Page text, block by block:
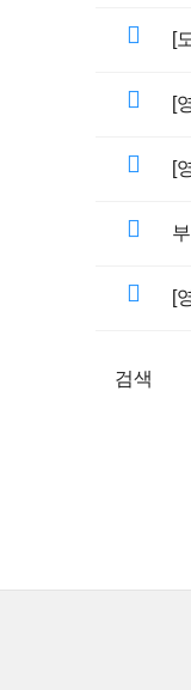
[
[
[
[
검색